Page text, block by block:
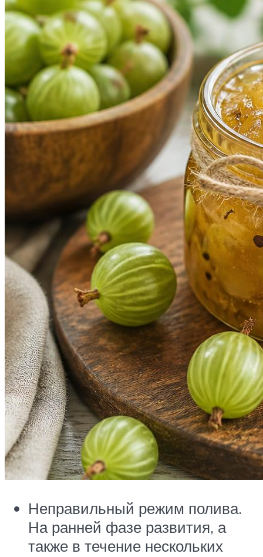
Неправильный режим полива.
На ранней фазе развития, а
также в течение нескольких